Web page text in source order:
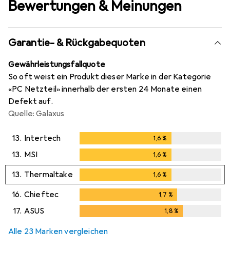
Bewertungen & Meinungen
Garantie- & Rückgabequoten
Gewährleistungsfallquote
So oft weist ein Produkt dieser Marke in der Kategorie
«PC Netzteil» innerhalb der ersten 24 Monate einen
Defekt auf.
Quelle: Galaxus
13. Intertech 1,6%
13. MSI 1,6%
13. Thermaltake 1,6%
16. Chieftec 1,7 %
17. ASUS 1,8%
Alle 23 Marken vergleichen